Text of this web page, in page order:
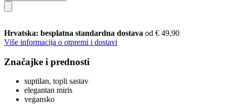
Hrvatska: besplatna standardna dostava od € 49,90
Više informacija o otpremi i dostavi
Značajke i prednosti
suptilan, topli sastav
elegantan miris
vegansko